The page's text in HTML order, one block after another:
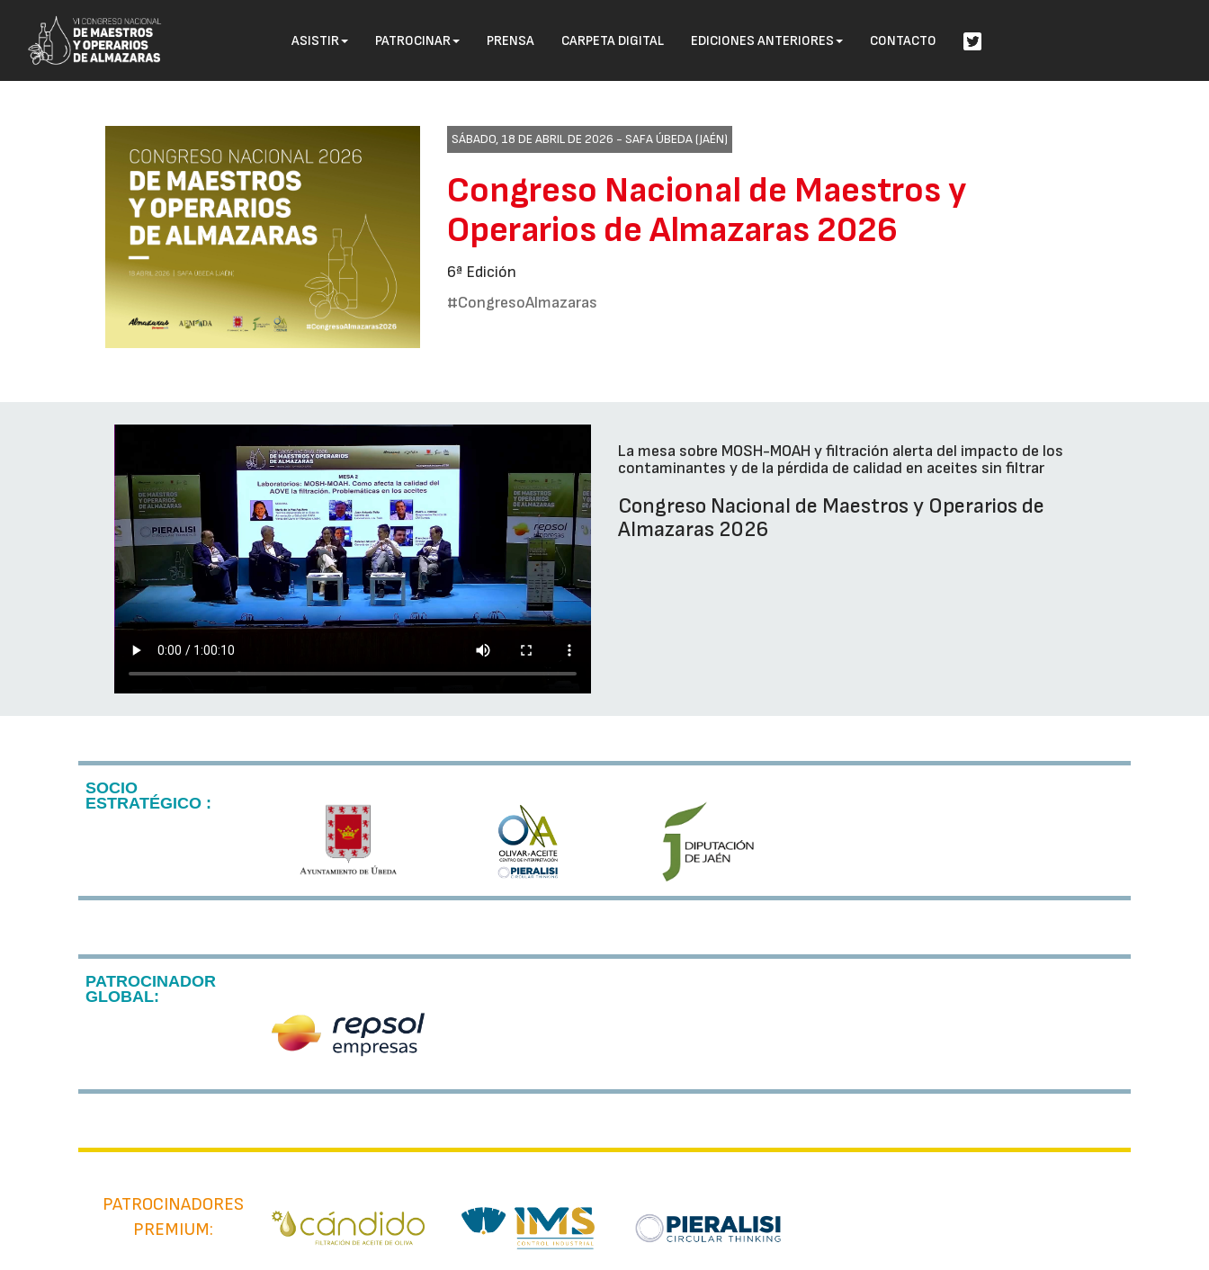
ASISTIR PATROCINAR PRENSA CARPETA DIGITAL EDICIONES ANTERIORES CONTACTO
SÁBADO, 18 DE ABRIL DE 2026 - SAFA ÚBEDA (JAÉN)
Congreso Nacional de Maestros y
Operarios de Almazaras 2026
6ª Edición
#CongresoAlmazaras
La mesa sobre MOSH-MOAH y filtración alerta del impacto de los
contaminantes y de la pérdida de calidad en aceites sin filtrar
Congreso Nacional de Maestros y Operarios de
Almazaras 2026
SOCIO
ESTRATÉGICO :
PATROCINADOR
GLOBAL:
PATROCINADORES
PREMIUM: